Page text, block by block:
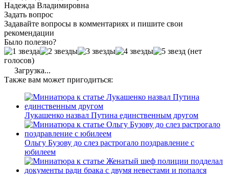
Надежда Владимировна
Задать вопрос
Задавайте вопросы в комментариях и пишите свои
рекомендации
Было полезно?
(нет
голосов)
Загрузка...
Также вам может пригодиться:
Лукашенко назвал Путина единственным другом
Ольгу Бузову до слез растрогало поздравление с
юбилеем